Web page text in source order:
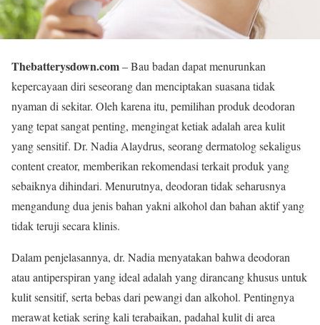
Thebatterysdown.com– Bau badan dapat menurunkan
kepercayaan diri seseorang dan menciptakan suasana tidak
nyaman di sekitar. Oleh karena itu, pemilihan produk deodoran
yang tepat sangat penting, mengingat ketiak adalah area kulit
yang sensitif. Dr. Nadia Alaydrus, seorang dermatolog sekaligus
content creator, memberikan rekomendasi terkait produk yang
sebaiknya dihindari. Menurutnya, deodoran tidak seharusnya
mengandung dua jenis bahan yakni alkohol dan bahan aktif yang
tidak teruji secara klinis.
Dalam penjelasannya, dr. Nadia menyatakan bahwa deodoran
atau antiperspiran yang ideal adalah yang dirancang khusus untuk
kulit sensitif, serta bebas dari pewangi dan alkohol. Pentingnya
merawat ketiak sering kali terabaikan, padahal kulit di area